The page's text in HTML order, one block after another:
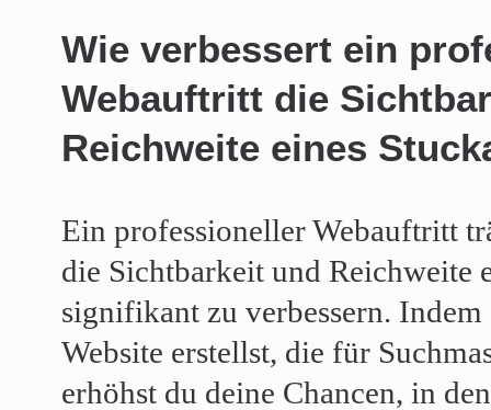
Wie verbessert ein
Webauftritt die
Reichweite eines
Ein professioneller Webauftritt
die Sichtbarkeit und Reichweite
signifikant zu verbessern. Indem
Website erstellst, die für
erhöhst du deine Chancen, in